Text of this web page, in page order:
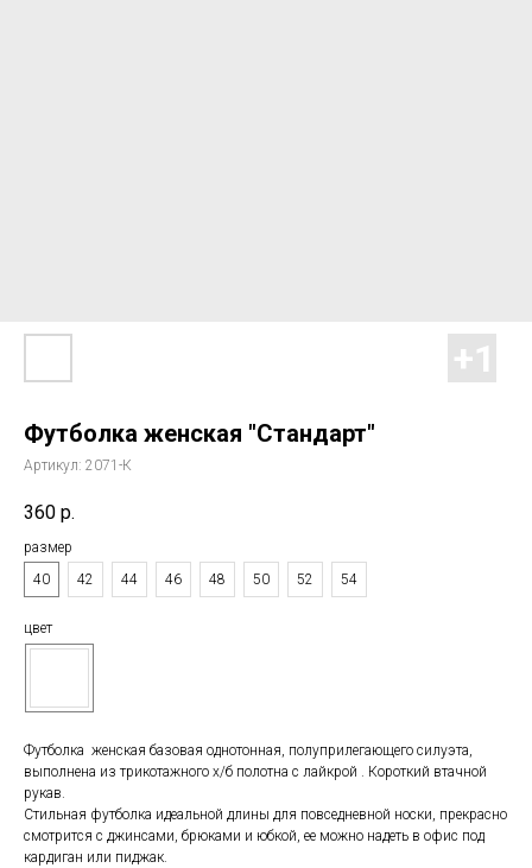
Футболка женская "Стандарт"
Артикул: 2071-К
360 р.
размер
40
42 44 46 48 50 52 54
цвет
Футболка женская базовая однотонная, полуприлегающего силуэта,
выполнена из трикотажного х/б полотна с лайкрой . Короткий втачной
рукав.
Стильная футболка идеальной длины для повседневной носки, прекрасно
смотрится с джинсами, брюками и юбкой, ее можно надеть в офис под
кардиган или пиджак.